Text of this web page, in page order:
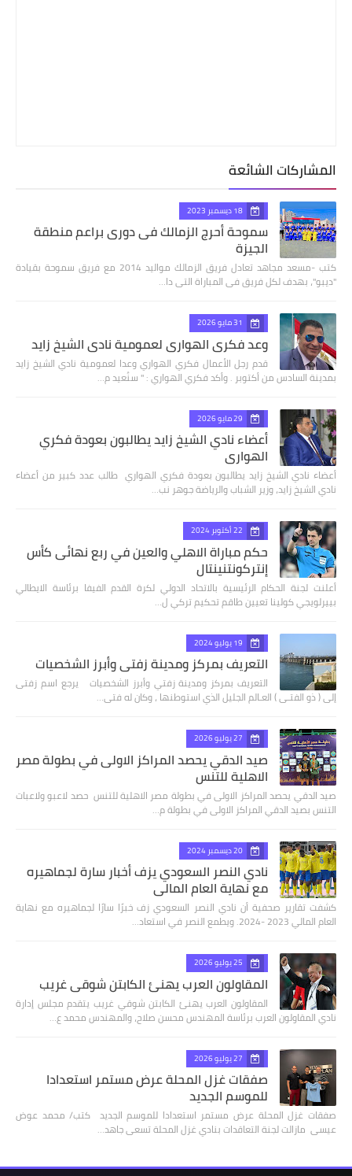
المشاركات الشائعة
18 ديسمبر 2023
سموحة أحرج الزمالك فى دورى براعم منطقة
الجيزة
كتب -مسعد مجاهد تعادل فريق الزمالك مواليد 2014 مع فريق سموحة بقيادة
"ديبو"، بهدف لكل فريق فى المباراة التى دا…
31 مايو 2026
وعد فكري الهواري لعمومية نادي الشيخ زايد
قدم رجل الأعمال فكري الهواري وعدا لعمومية نادي الشيخ زايد
بمدينة السادس من أكتوبر . وأكد فكري الهواري : " سنُعيد م…
29 مايو 2026
أعضاء نادي الشيخ زايد يطالبون بعودة فكري
الهواري
أعضاء نادي الشيخ زايد يطالبون بعودة فكري الهواري طالب عدد كبير من أعضاء
نادي الشيخ زايد، وزير الشباب والرياضة جوهر نب…
22 أكتوبر 2024
حكم مباراة الاهلي والعين في ربع نهائى كأس
إنتركونتنينتال
أعلنت لجنة الحكام الرئيسية بالاتحاد الدولي لكرة القدم الفيفا برئاسة الايطالي
بييرلويجي كولينا تعيين طاقم تحكيم تركي ل…
19 يوليو 2024
التعريف بمركز ومدينة زفتي وأبرز الشخصيات
التعريف بمركز ومدينة زفتي وأبرز الشخصيات يرجع اسم زفتى
إلى ( ذو الفتـى ) العـالم الجليل الذي استوطنها ، وكان له فتى…
27 يوليو 2026
صيد الدقي يحصد المراكز الاولى في بطولة مصر
الاهلية للتنس
صيد الدقي يحصد المراكز الاولى في بطولة مصر الاهلية للتنس حصد لاعبو ولاعبات
التنس بصيد الدقي المراكز الاولى في بطولة م…
20 ديسمبر 2024
نادي النصر السعودي يزف أخبار سارة لجماهيره
مع نهاية العام المالي
كشفت تقارير صحفية أن نادي النصر السعودي زف خبرًا سارًا لجماهيره مع نهاية
العام المالي 2023 -2024. ويطمع النصر في استعاد…
25 يوليو 2026
المقاولون العرب يهنئ الكابتن شوقي غريب
المقاولون العرب يهنئ الكابتن شوقي غريب يتقدم مجلس إدارة
نادي المقاولون العرب برئاسة المهندس محسن صلاح، والمهندس محمد ع…
27 يوليو 2026
صفقات غزل المحلة عرض مستمر استعدادا
للموسم الجديد
صفقات غزل المحلة عرض مستمر استعدادا للموسم الجديد كتب/ محمد عوض
عيسى مازالت لجنة التعاقدات بنادي غزل المحلة تسعى جاهد…